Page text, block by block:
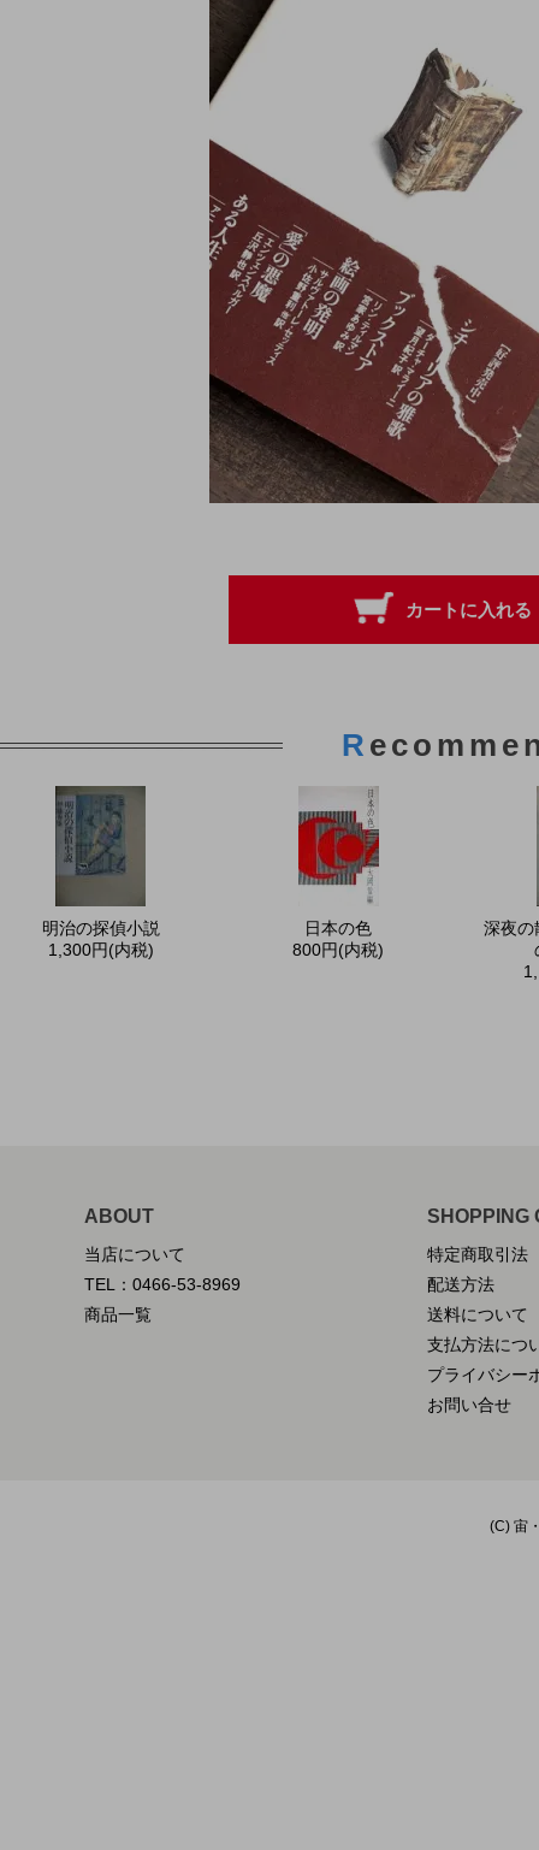
R
明治の探偵小説
1,300円(内税)
日本の色
800円(内税)
深夜
ABOUT
当店について
TEL：0466-53-8969
商品一覧
SHOPPING
特定商取引法
配送方法
送料について
支払方法につ
プライバシー
お問い合せ
(C) 宙